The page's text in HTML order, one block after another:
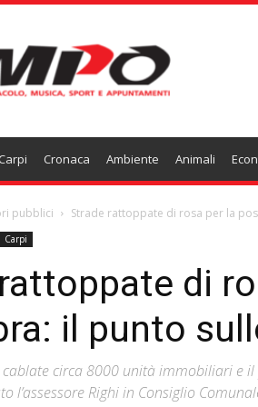
Carpi Cronaca Ambiente Animali
pubblici Strade rattoppate di rosa per la
Carpi
di
il punto
cablate circa 8000 unità immobiliari e
l’assessore Righi in Consiglio